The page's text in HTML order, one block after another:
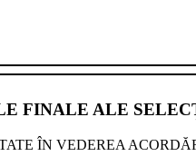
FINALE ALE
ÎN VEDEREA